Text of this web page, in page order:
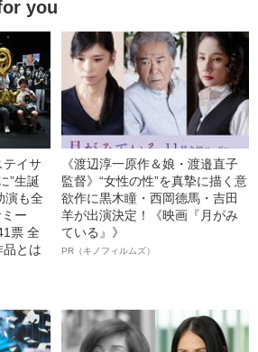
you
テイサ
”生誕
演も全
ー
票 全
とは
《渡辺淳一原作＆娘・渡邉直子
監督》“女性の性”を真摯に描く意
欲作に黒木瞳・西岡德馬・吉田
羊が出演決定！《映画『月がみ
ている』》
PR（キノフィルムズ）